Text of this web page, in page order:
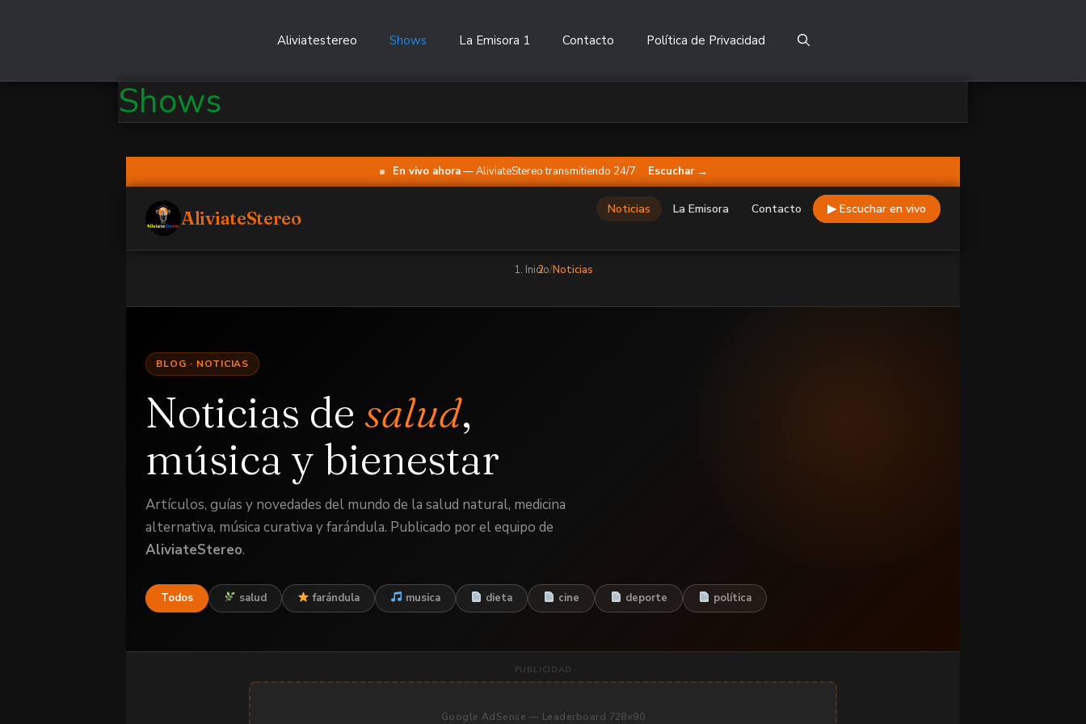
Aliviatestereo Shows La Emisora 1 Contacto Política de Privacidad
Shows
En vivo ahora— AliviateStereo transmitiendo 24/7 Escuchar →
AliviateStereo Noticias La Emisora Contacto ▶ Escuchar en vivo
Inicio Noticias
BLOG · NOTICIAS
Noticias de salud,
música y bienestar
Artículos, guías y novedades del mundo de la salud natural, medicina
alternativa, música curativa y farándula. Publicado por el equipo de
AliviateStereo.
Todos salud farándula musica dieta cine deporte política
PUBLICIDAD
Google AdSense — Leaderboard 728×90